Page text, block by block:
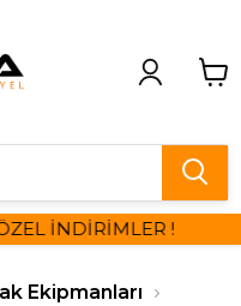
İNDİRİMLER !
Ekipmanları